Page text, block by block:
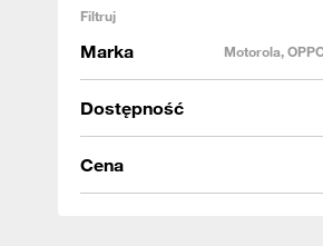
Filtruj
Marka Motorola,
Dostępność
Cena